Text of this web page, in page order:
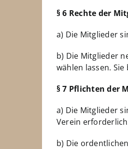
§ 6 Rechte der
a) Die Mitglieder
b) Die Mitglieder
wählen lassen.
§ 7 Pflichten der
a) Die Mitglieder
Verein
b) Die